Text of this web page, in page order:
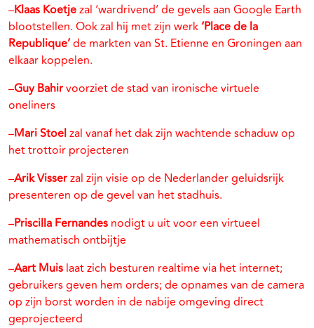
–Klaas Koetjezal ‘wardrivend’ de gevels aan Google Earth
blootstellen. Ook zal hij met zijn werk ‘Place de la
Republique’de markten van St. Etienne en Groningen aan
elkaar koppelen.
–Guy Bahirvoorziet de stad van ironische virtuele
oneliners
–Mari Stoelzal vanaf het dak zijn wachtende schaduw op
het trottoir projecteren
–Arik Visserzal zijn visie op de Nederlander geluidsrijk
presenteren op de gevel van het stadhuis.
–Priscilla Fernandes nodigt u uit voor een virtueel
mathematisch ontbijtje
–Aart Muis laat zich besturen realtime via het internet;
gebruikers geven hem orders; de opnames van de camera
op zijn borst worden in de nabije omgeving direct
geprojecteerd